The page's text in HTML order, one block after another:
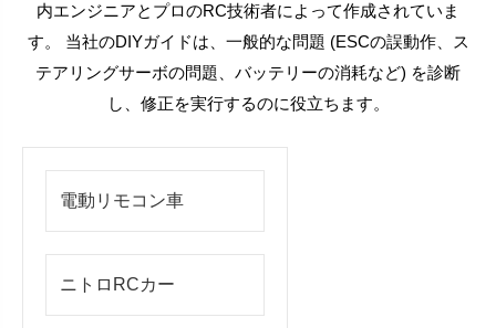
内エンジニアとプロのRC技術者によって作成されていま
す。 当社のDIYガイドは、一般的な問題 (ESCの誤動作、ス
テアリングサーボの問題、バッテリーの消耗など) を診断
し、修正を実行するのに役立ちます。
電動リモコン車
ニトロRCカー